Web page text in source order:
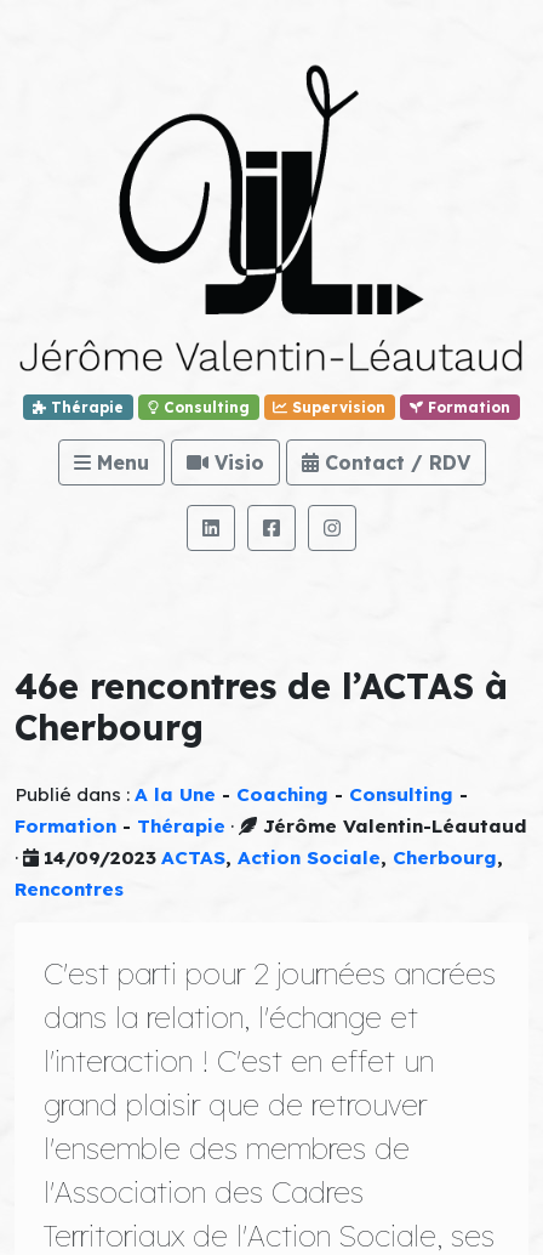
Thérapie Consulting Supervision Formation
Menu Visio Contact / RDV
46e rencontres de l’ACTAS à
Cherbourg
Publié dans : A la Une - Coaching - Consulting -
Formation - Thérapie ·
Jérôme Valentin-Léautaud
·
14/09/2023 ACTAS,Action Sociale, Cherbourg,
Rencontres
C'est parti pour 2 journées ancrées
dans la relation, l'échange et
l'interaction ! C'est en effet un
grand plaisir que de retrouver
l'ensemble des membres de
l'Association des Cadres
Territoriaux de l'Action Sociale, ses